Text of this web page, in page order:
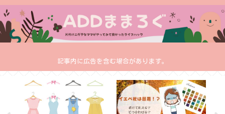
記事内に広告を含む場合があります。